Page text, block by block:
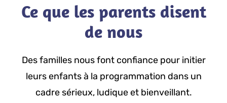
Ce que les parents disent
de nous
Des familles nous font confiance pour initier
leurs enfants à la programmation dans un
cadre sérieux, ludique et bienveillant.